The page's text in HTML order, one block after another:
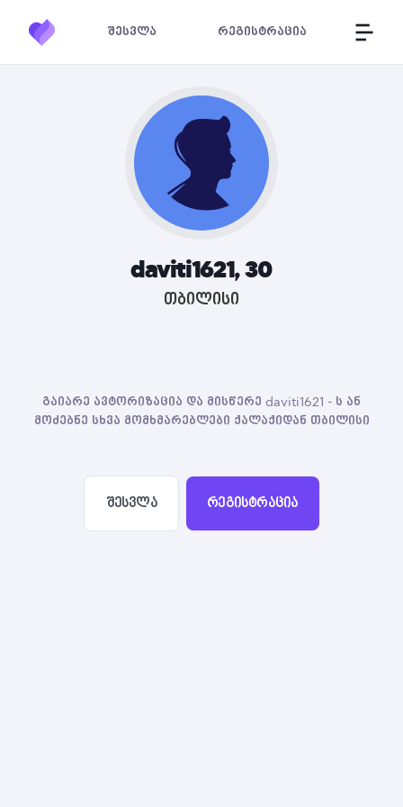
შესვლა რეგისტრაცია
daviti1621, 30
თბილისი
გაიარე ავტორიზაცია და მისწერე daviti1621 - ს ან
მოძებნე სხვა მომხმარებლები ქალაქიდან თბილისი
შესვლა რეგისტრაცია